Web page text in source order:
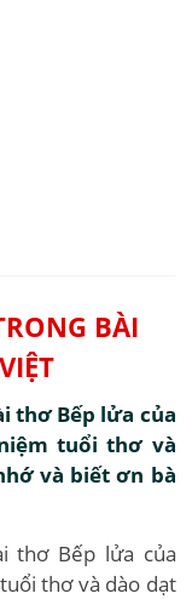
BÀI
thơ Bếp lửa của
tuổi thơ và
và biết ơn bà
thơ Bếp lửa của
thơ và dào dạt